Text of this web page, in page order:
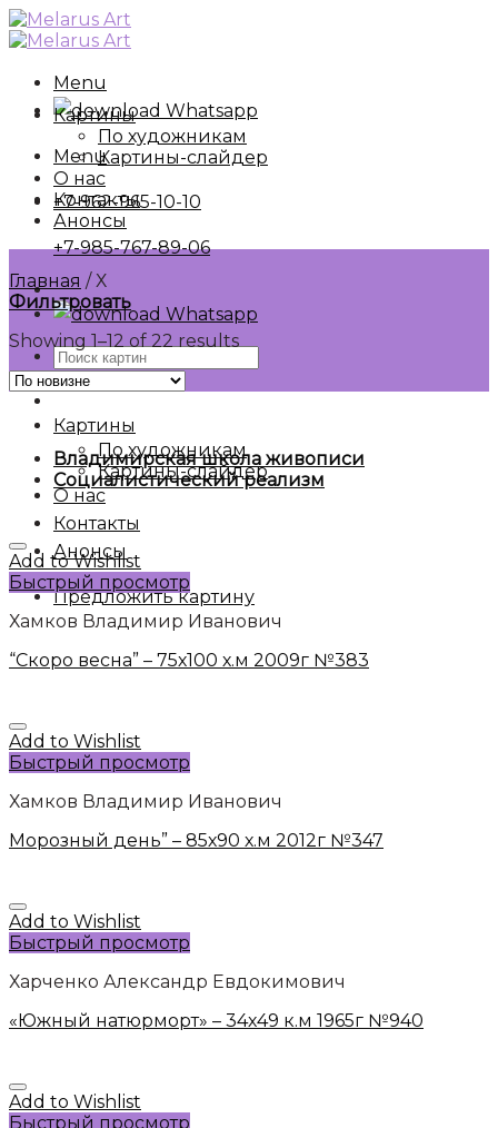
Skip
to
Menu
Whatsapp
Menu
+7-962-965-10-10
+7-985-767-89-06
Whatsapp
Искать:
Картины
По художникам
Картины-слайдер
О нас
Контакты
Анонсы
Предложить картину
Картины
По художникам
Картины-слайдер
О нас
Контакты
Анонсы
Главная /Х
Фильтровать
Showing 1–12 of 22 results
Владимирская школа живописи
Социалистический реализм
Add to Wishlist
Быстрый просмотр
Хамков Владимир Иванович
“Скоро весна” – 75х100 х.м 2009г №383
Add to Wishlist
Быстрый просмотр
Хамков Владимир Иванович
Морозный день” – 85х90 х.м 2012г №347
Add to Wishlist
Быстрый просмотр
Харченко Александр Евдокимович
«Южный натюрморт» – 34х49 к.м 1965г №940
Add to Wishlist
Быстрый просмотр